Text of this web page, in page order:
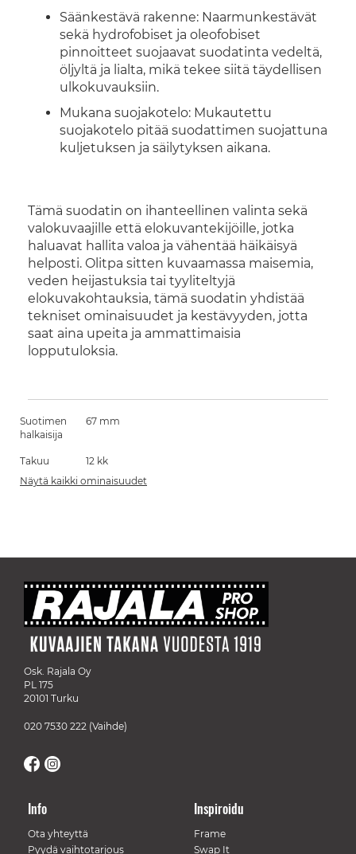
Säänkestävä rakenne: Naarmunkestävät
sekä hydrofobiset ja oleofobiset
pinnoitteet suojaavat suodatinta vedeltä,
öljyltä ja lialta, mikä tekee siitä täydellisen
ulkokuvauksiin.
Mukana suojakotelo: Mukautettu
suojakotelo pitää suodattimen suojattuna
kuljetuksen ja säilytyksen aikana.
Tämä suodatin on ihanteellinen valinta sekä
valokuvaajille että elokuvantekijöille, jotka
haluavat hallita valoa ja vähentää häikäisyä
helposti. Olitpa sitten kuvaamassa maisemia,
veden heijastuksia tai tyyliteltyjä
elokuvakohtauksia, tämä suodatin yhdistää
tekniset ominaisuudet ja kestävyyden, jotta
saat aina upeita ja ammattimaisia
lopputuloksia.
Suotimen
halkaisija
67 mm
Takuu
12 kk
Näytä kaikki ominaisuudet
Osk. Rajala Oy
PL 175
20101 Turku
020 7530 222 (Vaihde)
Info
Ota yhteyttä
Pyydä vaihtotarjous
Inspiroidu
Frame
Swap It